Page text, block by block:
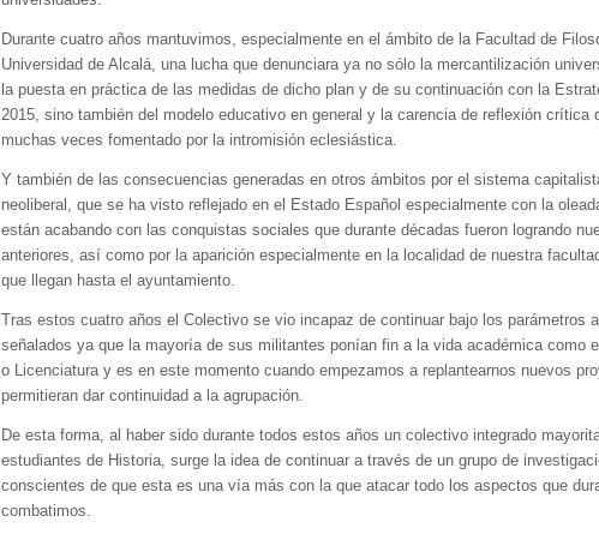
Durante cuatro años mantuvimos, especialmente en el ámbito de la Facultad de
Universidad de Alcalá, una lucha que denunciara ya no sólo la mercantilización
la puesta en práctica de las medidas de dicho plan y de su continuación con la
2015, sino también del modelo educativo en general y la carencia de reflexión crítica
muchas veces fomentado por la intromisión eclesiástica.
Y también de las consecuencias generadas en otros ámbitos por el sistema
neoliberal, que se ha visto reflejado en el Estado Español especialmente con la
están acabando con las conquistas sociales que durante décadas fueron logrando
anteriores, así como por la aparición especialmente en la localidad de nuestra
que llegan hasta el ayuntamiento.
Tras estos cuatro años el Colectivo se vio incapaz de continuar bajo los parámetros
señalados ya que la mayoría de sus militantes ponían fin a la vida académica como
o Licenciatura y es en este momento cuando empezamos a replantearnos nuevos
permitieran dar continuidad a la agrupación.
De esta forma, al haber sido durante todos estos años un colectivo integrado
estudiantes de Historia, surge la idea de continuar a través de un grupo de
conscientes de que esta es una vía más con la que atacar todo los aspectos que
combatimos.